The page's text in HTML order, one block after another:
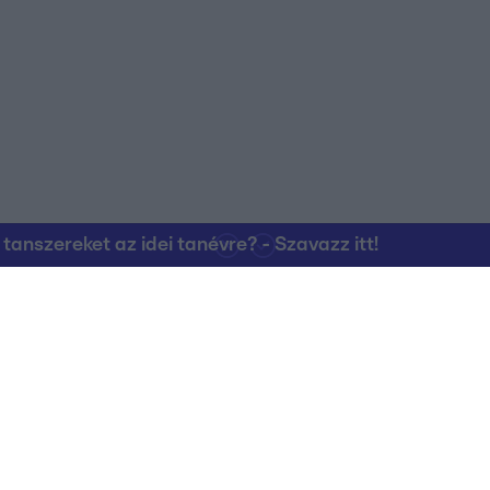
az idei tanévre? - Szavazz itt!